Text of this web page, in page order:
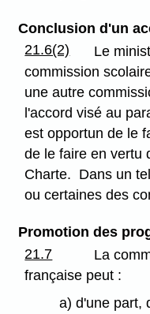
Conclusion d'un
21.6(2)
Le
commission
une autre
l'accord visé au
est opportun de le
de le faire en vertu
Charte. Dans un
ou certaines des
Promotion des
21.7
La
française peut :
a) d'une part,